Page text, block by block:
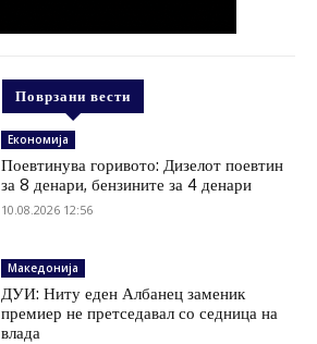
Поврзани вести
Економија
Поевтинува горивото: Дизелот поевтин
за 8 денари, бензините за 4 денари
10.08.2026 12:56
Македонија
ДУИ: Ниту еден Албанец заменик
премиер не претседавал со седница на
влада